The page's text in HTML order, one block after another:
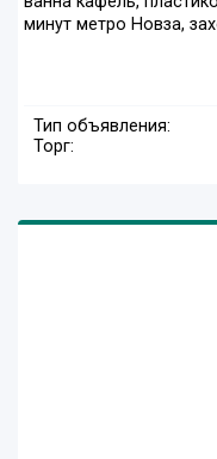
минут метро Новза,
Тип объявления:
Торг: